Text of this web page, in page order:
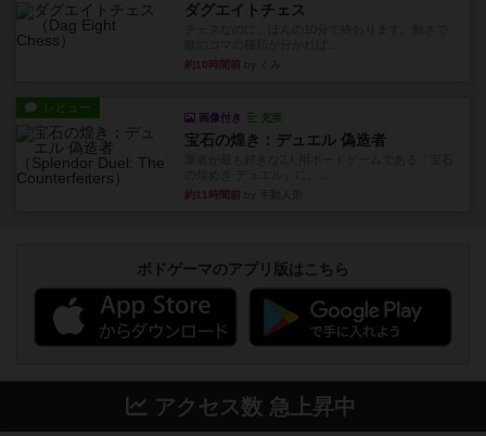
ダグエイトチェス
約10時間前
レビュー
画像付き 充実
宝石の煌き：デュエル 偽造者
約11時間前
ボドゲーマのアプリ版はこちら
アクセス数 急上昇中